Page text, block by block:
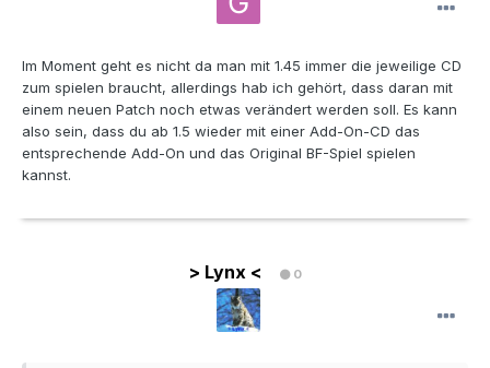
Im Moment geht es nicht da man mit 1.45 immer die jeweilige CD
zum spielen braucht, allerdings hab ich gehört, dass daran mit
einem neuen Patch noch etwas verändert werden soll. Es kann
also sein, dass du ab 1.5 wieder mit einer Add-On-CD das
entsprechende Add-On und das Original BF-Spiel spielen
kannst.
> Lynx < 0